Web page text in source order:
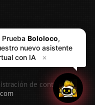
de contenidos:
Prueba Bololoco,
nuevo asistente
con IA
✕